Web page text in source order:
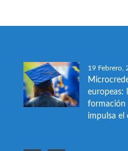
19 Febrero,
europeas:
formación
impulsa el